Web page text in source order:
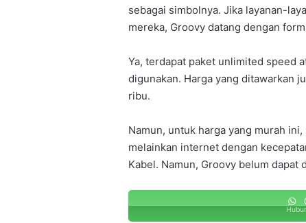
sebagai simbolnya. Jika layanan-
mereka, Groovy datang dengan
Ya, terdapat paket unlimited speed
digunakan. Harga yang ditawarkan
ribu.
Namun, untuk harga yang murah
melainkan internet dengan
Kabel. Namun, Groovy belum